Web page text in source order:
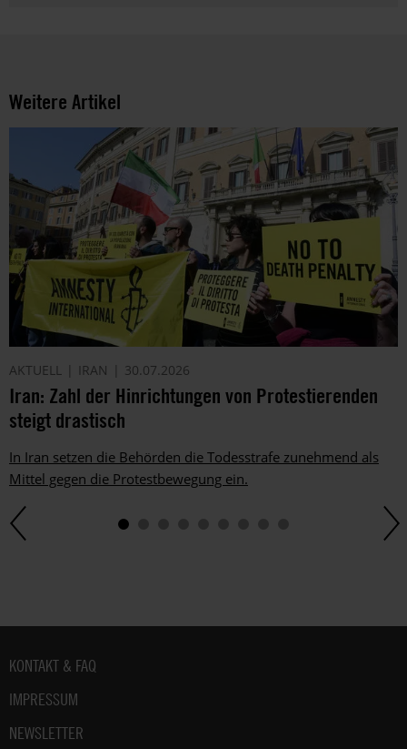
Weitere Artikel
AKTUELL IRAN 30.07.2026
Iran: Zahl der Hinrichtungen von Protestierenden
steigt drastisch
In Iran setzen die Behörden die Todesstrafe zunehmend als
Mittel gegen die Protestbewegung ein.
Fußbereich
KONTAKT & FAQ
IMPRESSUM
NEWSLETTER